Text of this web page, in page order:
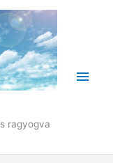
ragyogva
Main